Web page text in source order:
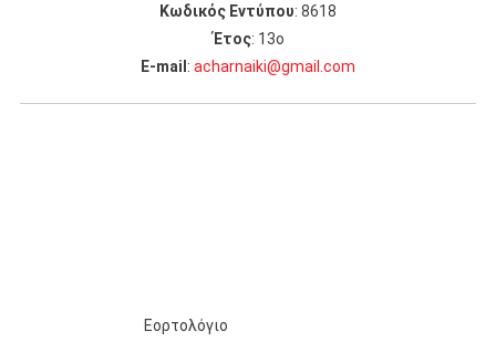
Κωδικός Εντύπου: 8618
Έτος: 13ο
Ε-mail : acharnaiki@gmail.com
Εορτολόγιο